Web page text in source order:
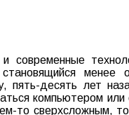
современные
менее
пять-десять лет
компьютером
то сверхсложным,